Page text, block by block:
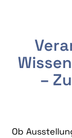
–
Ob